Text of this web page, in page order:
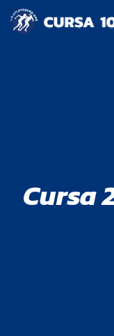
Cursa